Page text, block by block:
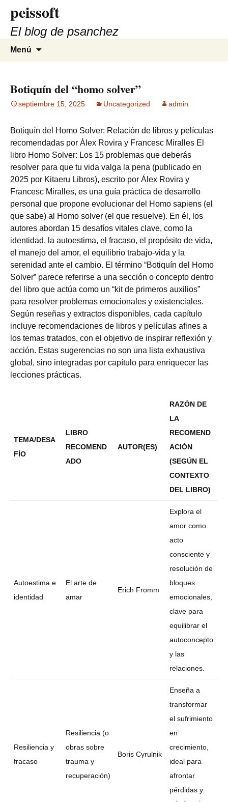
contenido
peissoft
El blog de psanchez
Menú
Botiquín del “homo solver”
septiembre 15, 2025 Uncategorized admin
Botiquín del Homo Solver: Relación de libros y películas
recomendadas por Álex Rovira y Francesc Miralles El
libro Homo Solver: Los 15 problemas que deberás
resolver para que tu vida valga la pena (publicado en
2025 por Kitaeru Libros), escrito por Álex Rovira y
Francesc Miralles, es una guía práctica de desarrollo
personal que propone evolucionar del Homo sapiens (el
que sabe) al Homo solver (el que resuelve). En él, los
autores abordan 15 desafíos vitales clave, como la
identidad, la autoestima, el fracaso, el propósito de vida,
el manejo del amor, el equilibrio trabajo-vida y la
serenidad ante el cambio. El término “Botiquín del Homo
Solver” parece referirse a una sección o concepto dentro
del libro que actúa como un “kit de primeros auxilios”
para resolver problemas emocionales y existenciales.
Según reseñas y extractos disponibles, cada capítulo
incluye recomendaciones de libros y películas afines a
los temas tratados, con el objetivo de inspirar reflexión y
acción. Estas sugerencias no son una lista exhaustiva
global, sino integradas por capítulo para enriquecer las
lecciones prácticas.
TEMA/DESA
FÍO
LIBRO
RECOMEND
ADO
AUTOR(ES)
RAZÓN DE
LA
RECOMEND
ACIÓN
(SEGÚN EL
CONTEXTO
DEL LIBRO)
Autoestima e
identidad
El arte de
amar
Erich Fromm
Explora el
amor como
acto
consciente y
resolución de
bloques
emocionales,
clave para
equilibrar el
autoconcepto
y las
relaciones.
Resiliencia y
fracaso
Resiliencia (o
obras sobre
trauma y
recuperación)
Boris Cyrulnik
Enseña a
transformar
el sufrimiento
en
crecimiento,
ideal para
afrontar
pérdidas y